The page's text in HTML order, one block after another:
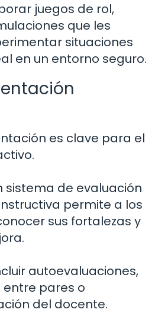
juegos de rol,
que les
situaciones
en un entorno seguro.
es clave para el
sistema de evaluación
permite a los
sus fortalezas y
autoevaluaciones,
pares o
del docente.